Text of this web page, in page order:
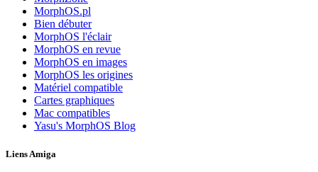
MorphOS.pl
Bien débuter
MorphOS l'éclair
MorphOS en revue
MorphOS en images
MorphOS les origines
Matériel compatible
Cartes graphiques
Mac compatibles
Yasu's MorphOS Blog
Liens Amiga